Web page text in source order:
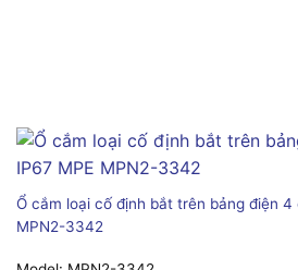
Ổ cắm loại cố định bắt trên bảng điện 4
MPN2-3342